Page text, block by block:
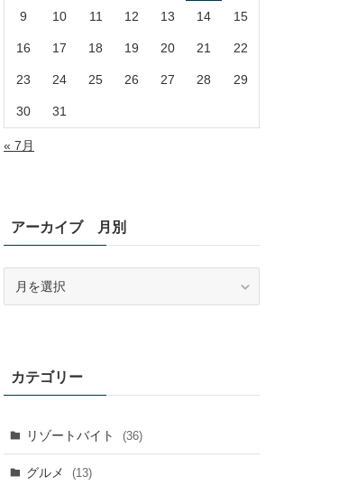
9 10 11 12 13 14 15
16 17 18 19 20 21 22
23 24 25 26 27 28 29
30 31
« 7月
アーカイブ 月別
月
別
カテゴリー
リゾートバイト (36)
グルメ (13)